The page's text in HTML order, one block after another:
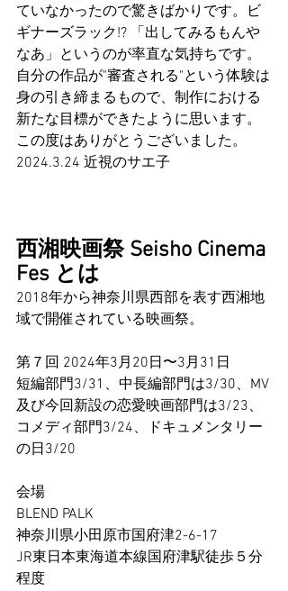
ていなかったので驚きばかりです。ビ
ギナーズラック!? 「出してみるもんや
なあ」というのが率直な気持ちです。
自分の作品が"審査される"という体験は
身の引き締まるもので、制作における
新たな目標ができたように思います。
この度はありがとうございました。
2024.3.24 近視のサエ子
西湘映画祭 Seisho Cinema
Fes とは
2018年から神奈川県西部を表す西湘地
域で開催されている映画祭。
第７回 2024年3月20日〜3月31日
短編部門3/31、中長編部門は3/30、MV
及び今回新設の恋愛映画部門は3/23、
コメディ部門3/24、ドキュメンタリー
の日3/20
会場
BLEND PALK
神奈川県小田原市国府津2-6-17
JR東日本東海道本線国府津駅徒歩５分
程度